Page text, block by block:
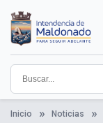
contenido
principal
Institucional
Municipios
Descubre Maldonado
Comunicación
Servicios
Guía De Trámites
Ver Noticias
Inicio Noticias